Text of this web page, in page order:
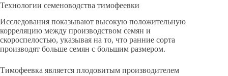
Технологии семеноводства тимофеевки
Исследования показывают высокую положительную
корреляцию между производством семян и
скороспелостью, указывая на то, что ранние сорта
производят больше семян с большим размером.
Тимофеевка является плодовитым производителем